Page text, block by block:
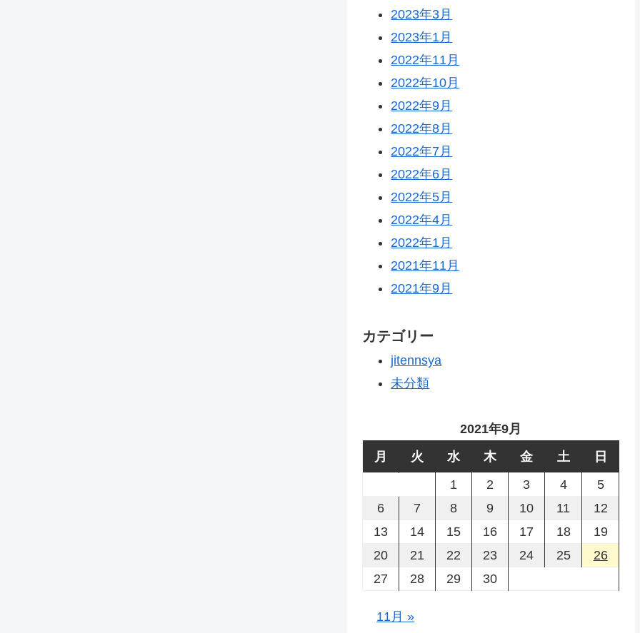
2023年3月
2023年1月
2022年11月
2022年10月
2022年9月
2022年8月
2022年7月
2022年6月
2022年5月
2022年4月
2022年1月
2021年11月
2021年9月
カテゴリー
jitennsya
未分類
2021年9月
月
火 水 木 金 土
日
1
2 3 4
5
6
7 8 9 10 11
12
13
14 15 16 17 18
19
20
21 22 23 24 25
26
27
28 29 30
11月 »